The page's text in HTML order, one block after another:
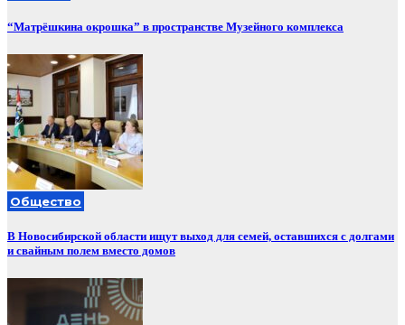
“Матрёшкина окрошка” в пространстве Музейного комплекса
Общество
В Новосибирской области ищут выход для семей, оставшихся с долгами
и свайным полем вместо домов